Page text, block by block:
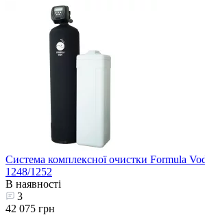
Система комплексної очистки Formula
1248/1252
В наявності
3
42 075 грн